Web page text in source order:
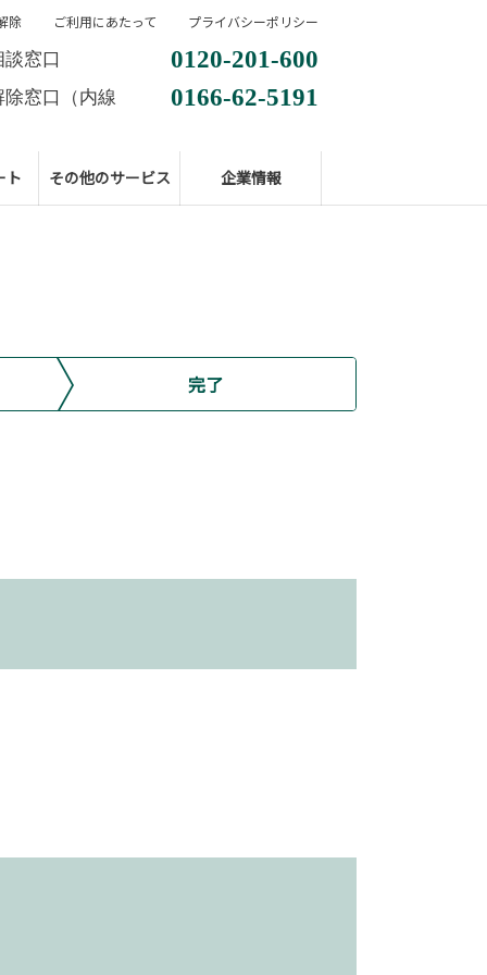
談窓口 0120-201-600
除窓口（内線
0166-62-5191
ト その他のサービス 企業情報
除 ご利用にあたって プライバシーポリシー
完了